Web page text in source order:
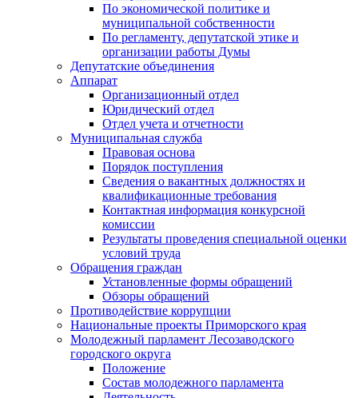
По экономической политике и
муниципальной собственности
По регламенту, депутатской этике и
организации работы Думы
Депутатские объединения
Аппарат
Организационный отдел
Юридический отдел
Отдел учета и отчетности
Муниципальная служба
Правовая основа
Порядок поступления
Сведения о вакантных должностях и
квалификационные требования
Контактная информация конкурсной
комиссии
Результаты проведения специальной оценки
условий труда
Обращения граждан
Установленные формы обращений
Обзоры обращений
Противодействие коррупции
Национальные проекты Приморского края
Молодежный парламент Лесозаводского
городского округа
Положение
Состав молодежного парламента